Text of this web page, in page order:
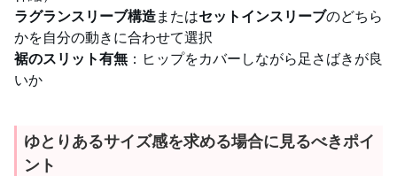
ラグランスリーブ構造またはセットインスリーブのどちら
かを自分の動きに合わせて選択
裾のスリット有無 ：ヒップをカバーしながら足さばきが良
いか
ゆとりあるサイズ感を求める場合に見るべきポイ
ント